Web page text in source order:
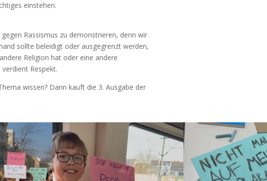
einstehen.
Rassismus zu demonstrieren, denn wir
sollte beleidigt oder ausgegrenzt werden,
Religion hat oder eine andere
Respekt.
wissen? Dann kauft die 3. Ausgabe der